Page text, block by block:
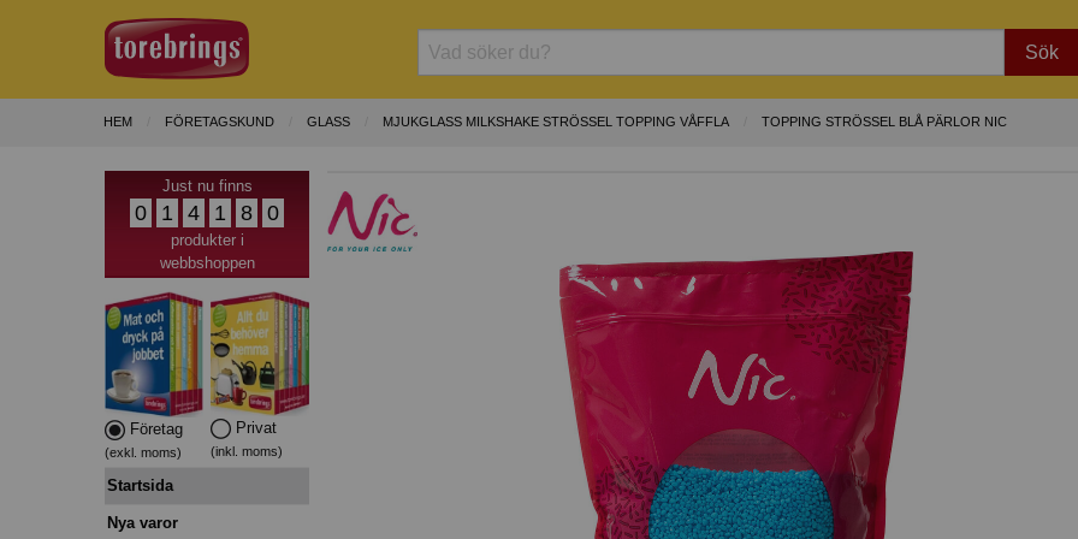
Sök
HEM FÖRETAGSKUND GLASS MJUKGLASS MILKSHAKE STRÖSSEL TOPPING VÅFFLA TOPPING STRÖSSEL BLÅ PÄRLOR NIC
Just nu finns
0 1 4 1 8 0
produkter i
webbshoppen
Företag
(exkl. moms)
Privat
(inkl. moms)
Startsida
Nya varor